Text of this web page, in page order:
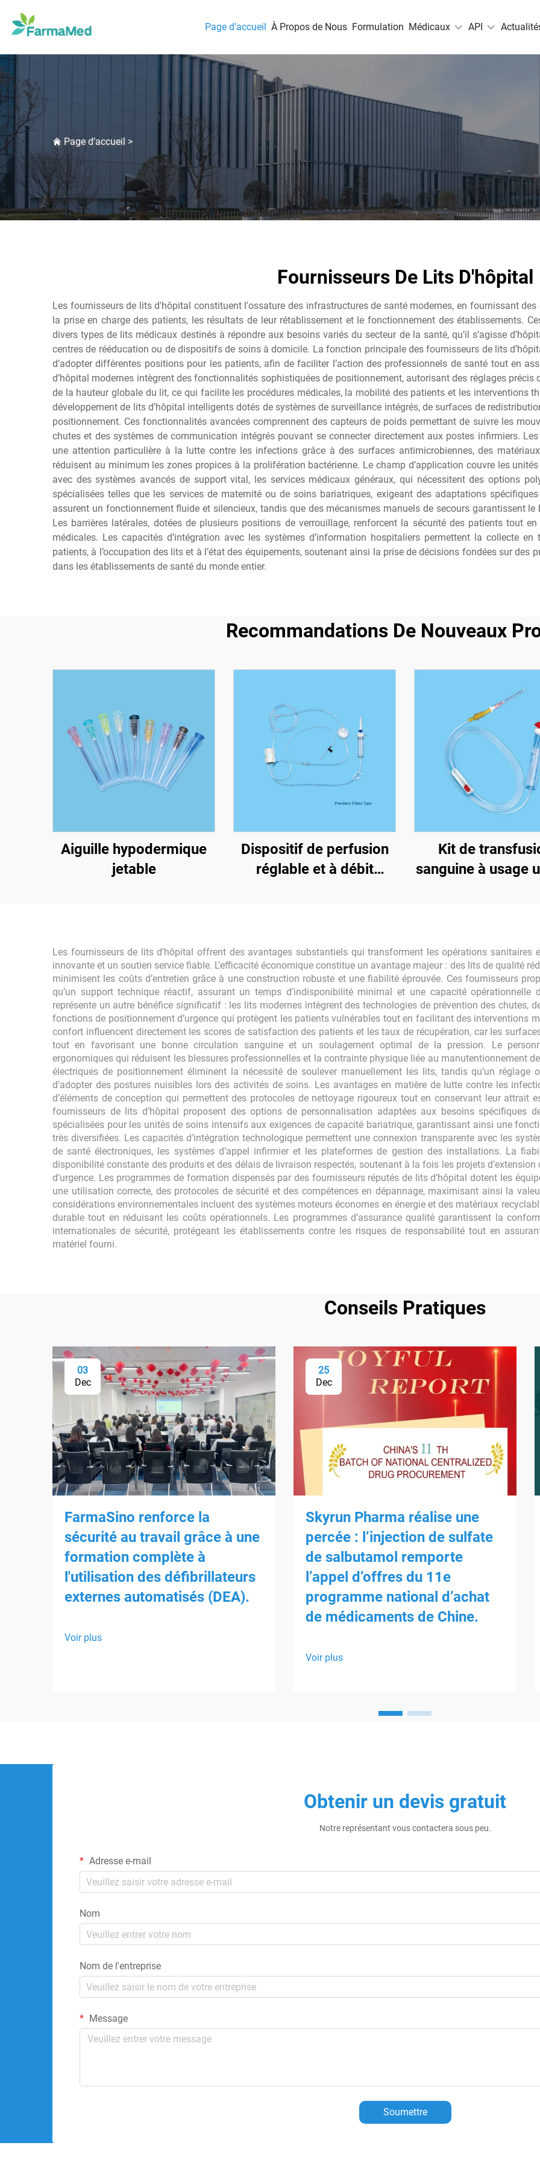
Page d’accueil À Propos de Nous Formulation Médicaux API
Page d’accueil >
Fournisseurs De Lits D'hôpital
Les fournisseurs de lits d'hôpital constituent l'ossature des infrastructures de santé modernes, en fournissant
la prise en charge des patients, les résultats de leur rétablissement et le fonctionnement des établissements.
divers types de lits médicaux destinés à répondre aux besoins variés du secteur de la santé, qu’il s’agisse
centres de rééducation ou de dispositifs de soins à domicile. La fonction principale des fournisseurs de lits
d’adopter différentes positions pour les patients, afin de faciliter l’action des professionnels de santé tout en
d’hôpital modernes intègrent des fonctionnalités sophistiquées de positionnement, autorisant des réglages précis
de la hauteur globale du lit, ce qui facilite les procédures médicales, la mobilité des patients et les interventions
développement de lits d’hôpital intelligents dotés de systèmes de surveillance intégrés, de surfaces de
positionnement. Ces fonctionnalités avancées comprennent des capteurs de poids permettant de suivre les
chutes et des systèmes de communication intégrés pouvant se connecter directement aux postes infirmiers.
une attention particulière à la lutte contre les infections grâce à des surfaces antimicrobiennes, des
réduisent au minimum les zones propices à la prolifération bactérienne. Le champ d’application couvre les
avec des systèmes avancés de support vital, les services médicaux généraux, qui nécessitent des options
spécialisées telles que les services de maternité ou de soins bariatriques, exigeant des adaptations
assurent un fonctionnement fluide et silencieux, tandis que des mécanismes manuels de secours garantissent
Les barrières latérales, dotées de plusieurs positions de verrouillage, renforcent la sécurité des patients tout
médicales. Les capacités d’intégration avec les systèmes d’information hospitaliers permettent la collecte
patients, à l’occupation des lits et à l’état des équipements, soutenant ainsi la prise de décisions fondées sur des
dans les établissements de santé du monde entier.
Recommandations De Nouveaux
Aiguille hypodermique
jetable
Dispositif de perfusion
réglable et à débit
Kit de
sanguine à usage
Les fournisseurs de lits d’hôpital offrent des avantages substantiels qui transforment les opérations sanitaires
innovante et un soutien service fiable. L’efficacité économique constitue un avantage majeur : des lits de qualité
minimisent les coûts d’entretien grâce à une construction robuste et une fiabilité éprouvée. Ces fournisseurs
qu’un support technique réactif, assurant un temps d’indisponibilité minimal et une capacité opérationnelle
représente un autre bénéfice significatif : les lits modernes intègrent des technologies de prévention des chutes,
fonctions de positionnement d’urgence qui protègent les patients vulnérables tout en facilitant des interventions
confort influencent directement les scores de satisfaction des patients et les taux de récupération, car les
tout en favorisant une bonne circulation sanguine et un soulagement optimal de la pression. Le
ergonomiques qui réduisent les blessures professionnelles et la contrainte physique liée au manutentionnement
électriques de positionnement éliminent la nécessité de soulever manuellement les lits, tandis qu’un
d’adopter des postures nuisibles lors des activités de soins. Les avantages en matière de lutte contre les
d’éléments de conception qui permettent des protocoles de nettoyage rigoureux tout en conservant leur attrait
fournisseurs de lits d’hôpital proposent des options de personnalisation adaptées aux besoins spécifiques
spécialisées pour les unités de soins intensifs aux exigences de capacité bariatrique, garantissant ainsi une
très diversifiées. Les capacités d’intégration technologique permettent une connexion transparente avec les
de santé électroniques, les systèmes d’appel infirmier et les plateformes de gestion des installations. La
disponibilité constante des produits et des délais de livraison respectés, soutenant à la fois les projets
d’urgence. Les programmes de formation dispensés par des fournisseurs réputés de lits d’hôpital dotent les
une utilisation correcte, des protocoles de sécurité et des compétences en dépannage, maximisant ainsi la
considérations environnementales incluent des systèmes moteurs économes en énergie et des matériaux
durable tout en réduisant les coûts opérationnels. Les programmes d’assurance qualité garantissent la
internationales de sécurité, protégeant les établissements contre les risques de responsabilité tout en
matériel fourni.
Conseils Pratiques
03
Dec
FarmaSino renforce la
sécurité au travail grâce à une
formation complète à
l'utilisation des défibrillateurs
externes automatisés (DEA).
Voir plus
25
Dec
Skyrun Pharma réalise une
percée : l’injection de sulfate
de salbutamol remporte
l’appel d’offres du 11e
programme national d’achat
de médicaments de Chine.
Voir plus
Obtenir un devis gratuit
Notre représentant vous contactera sous peu.
Adresse e-mail
Nom
Nom de l'entreprise
Message
Soumettre